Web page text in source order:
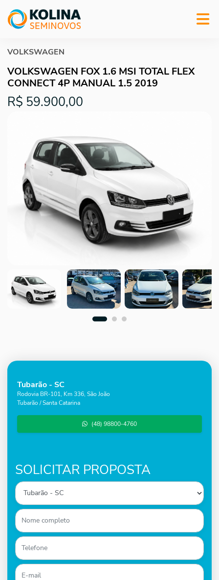
VOLKSWAGEN
VOLKSWAGEN FOX 1.6 MSI TOTAL FLEX
CONNECT 4P MANUAL 1.5 2019
R$ 59.900,00
Previous
Tubarão - SC
Rodovia BR-101, Km 336, São João
Tubarão / Santa Catarina
(48) 98800-4760
SOLICITAR PROPOSTA